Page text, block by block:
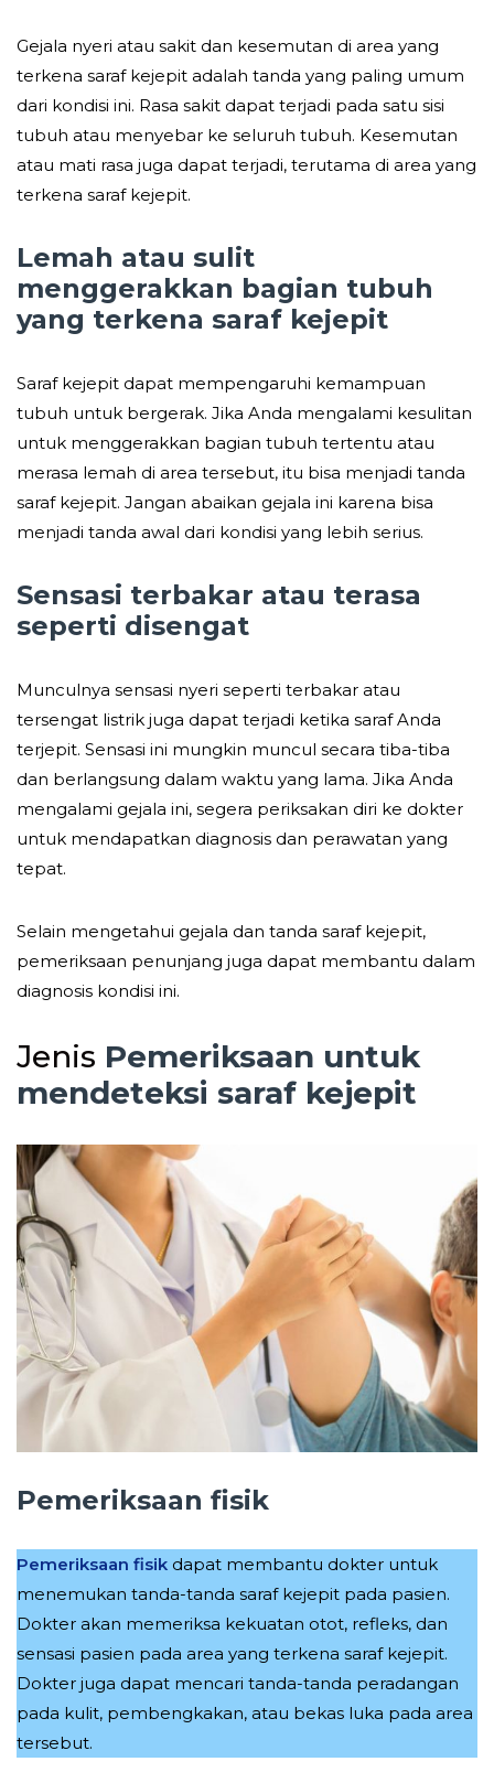
Gejala nyeri atau sakit dan kesemutan di area yang
terkena saraf kejepit adalah tanda yang paling umum
dari kondisi ini. Rasa sakit dapat terjadi pada satu sisi
tubuh atau menyebar ke seluruh tubuh. Kesemutan
atau mati rasa juga dapat terjadi, terutama di area yang
terkena saraf kejepit.
Lemah atau sulit
menggerakkan bagian tubuh
yang terkena saraf kejepit
Saraf kejepit dapat mempengaruhi kemampuan
tubuh untuk bergerak. Jika Anda mengalami kesulitan
untuk menggerakkan bagian tubuh tertentu atau
merasa lemah di area tersebut, itu bisa menjadi tanda
saraf kejepit. Jangan abaikan gejala ini karena bisa
menjadi tanda awal dari kondisi yang lebih serius.
Sensasi terbakar atau terasa
seperti disengat
Munculnya sensasi nyeri seperti terbakar atau
tersengat listrik juga dapat terjadi ketika saraf Anda
terjepit. Sensasi ini mungkin muncul secara tiba-tiba
dan berlangsung dalam waktu yang lama. Jika Anda
mengalami gejala ini, segera periksakan diri ke dokter
untuk mendapatkan diagnosis dan perawatan yang
tepat.
Selain mengetahui gejala dan tanda saraf kejepit,
pemeriksaan penunjang juga dapat membantu dalam
diagnosis kondisi ini.
Jenis Pemeriksaan untuk
mendeteksi saraf kejepit
Pemeriksaan fisik
Pemeriksaan fisik dapat membantu dokter untuk
menemukan tanda-tanda saraf kejepit pada pasien.
Dokter akan memeriksa kekuatan otot, refleks, dan
sensasi pasien pada area yang terkena saraf kejepit.
Dokter juga dapat mencari tanda-tanda peradangan
pada kulit, pembengkakan, atau bekas luka pada area
tersebut.